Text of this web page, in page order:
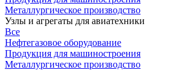
Металлургическое производство
Узлы и агрегаты для авиатехники
Все
Нефтегазовое оборудование
Продукция для машиностроения
Металлургическое производство